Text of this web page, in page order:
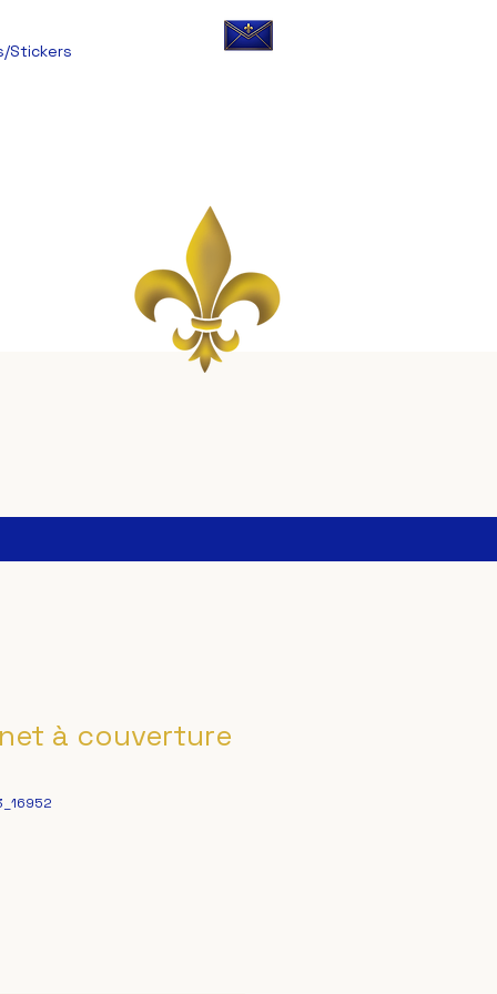
Stickers
à couverture